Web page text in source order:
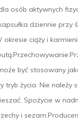
osób aktywnych
dziennie
ciąży i
być stosowany
życia. Nie
Spożycie w
i